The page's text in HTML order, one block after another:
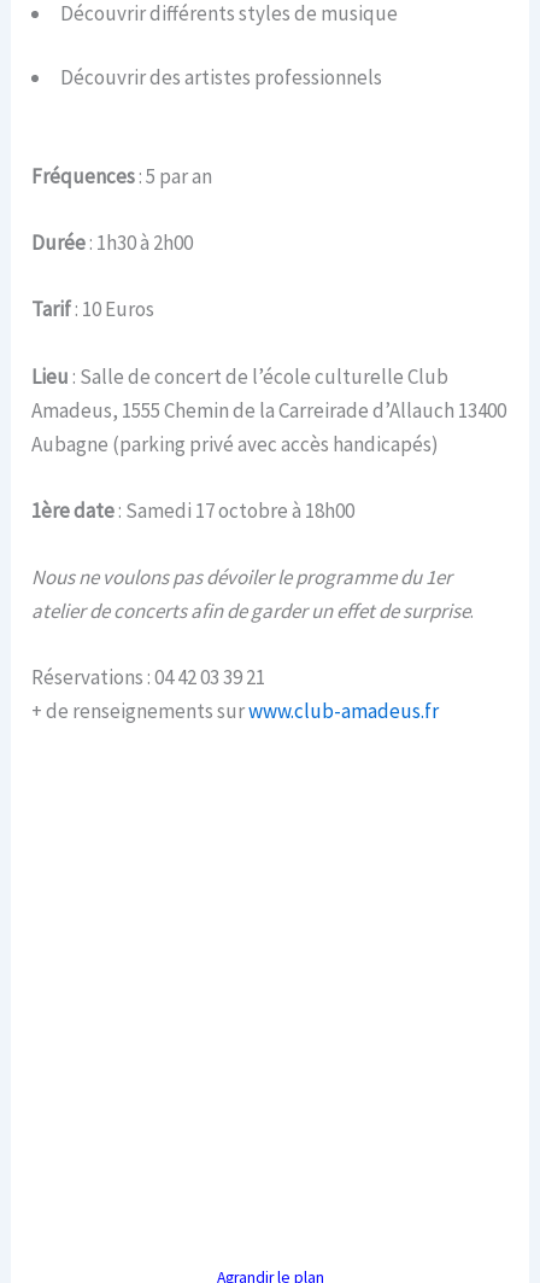
Découvrir différents styles de musique
Découvrir des artistes professionnels
Fréquences: 5 par an
Durée: 1h30 à 2h00
Tarif: 10 Euros
Lieu: Salle de concert de l’école culturelle Club
Amadeus, 1555 Chemin de la Carreirade d’Allauch 13400
Aubagne (parking privé avec accès handicapés)
1ère date: Samedi 17 octobre à 18h00
Nous ne voulons pas dévoiler le programme du 1er
atelier de concerts afin de garder un effet de surprise.
Réservations : 04 42 03 39 21
+ de renseignements surwww.club-amadeus.fr
Agrandir le plan